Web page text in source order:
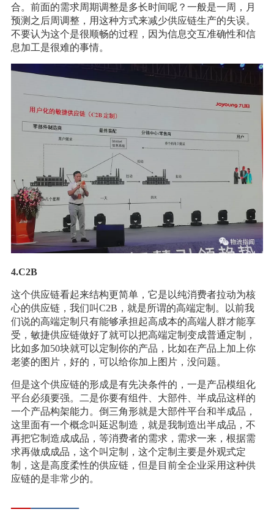
合。前面的需求周期调整是多长时间呢？一般是一周，月
预测之后周调整，用这种方式来减少供应链生产的失误。
不要认为这个是很顺畅的过程，因为信息交互准确性和信
息加工是很难的事情。
4.C2B
这个供应链看起来结构更简单，它是以纯消费者拉动为核
心的供应链，我们叫C2B，就是所谓的高端定制。以前我
们说的高端定制只有能够承担起高成本的高端人群才能享
受，敏捷供应链做好了就可以把高端定制变成普通定制，
比如多加50块就可以定制你的产品，比如在产品上加上你
老婆的图片，好的，可以给你加上图片，没问题。
但是这个供应链的形成是有先决条件的，一是产品模组化
平台必须要强。二是你要有组件、大部件、半成品这样的
一个产品构架能力。倒三角形就是大部件平台和半成品，
这里面有一个概念叫延迟制造，就是我制造出半成品，不
再把它制造成成品，等消费者的需求，需求一来，根据需
求再做成成品，这个叫定制，这个定制主要是外观式定
制，这是高度柔性的供应链，但是目前全企业采用这种供
应链的是非常少的。